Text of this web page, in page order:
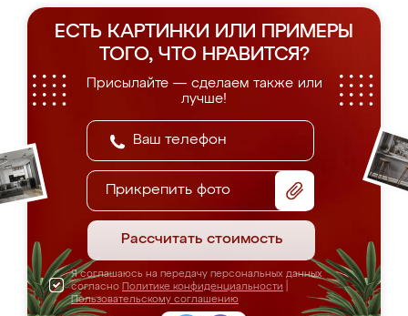
ЕСТЬ КАРТИНКИ ИЛИ ПРИМЕРЫ
ТОГО, ЧТО НРАВИТСЯ?
Присылайте — сделаем также или
лучше!
Прикрепить фото
Рассчитать стоимость
Я соглашаюсь на передачу персональных данных
согласно Политике конфиденциальности
Пользовательскому соглашению